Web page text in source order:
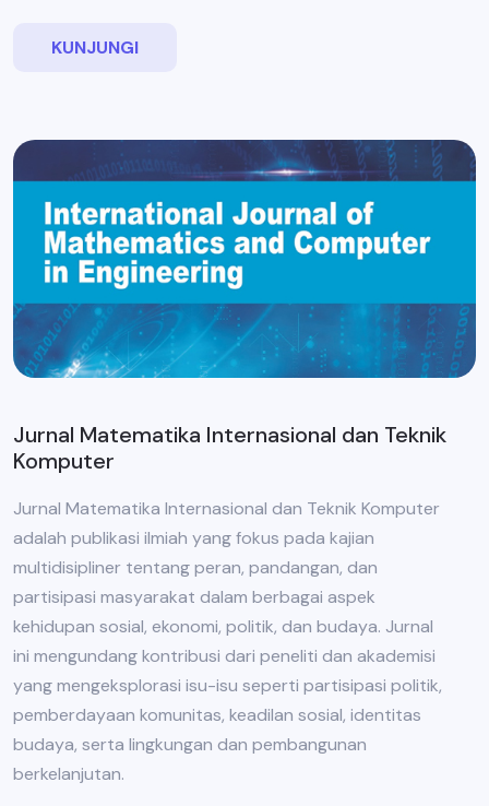
KUNJUNGI
Jurnal Matematika Internasional dan Teknik
Komputer
Jurnal Matematika Internasional dan Teknik Komputer
adalah publikasi ilmiah yang fokus pada kajian
multidisipliner tentang peran, pandangan, dan
partisipasi masyarakat dalam berbagai aspek
kehidupan sosial, ekonomi, politik, dan budaya. Jurnal
ini mengundang kontribusi dari peneliti dan akademisi
yang mengeksplorasi isu-isu seperti partisipasi politik,
pemberdayaan komunitas, keadilan sosial, identitas
budaya, serta lingkungan dan pembangunan
berkelanjutan.